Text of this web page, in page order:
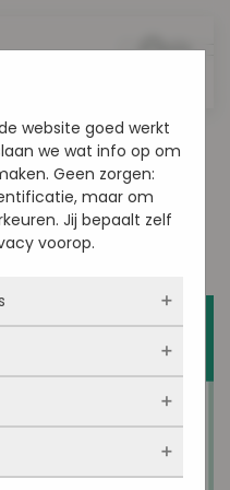
31
2019. Gepost in
website goed werkt
we wat info op om
Geen zorgen:
maar om
Jij bepaalt zelf
voorop.
dat de website
altijd actief en
Meestal worden
doet, zoals
of je
Je kunt je browser
vaak onze site
vandaan
zijn. Zo
verbeteren.
voorkeuren.
gegevens.